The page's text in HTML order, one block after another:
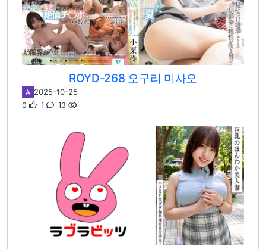
ROYD-268 오구리 미사오
A 2025-10-25
0 1 13